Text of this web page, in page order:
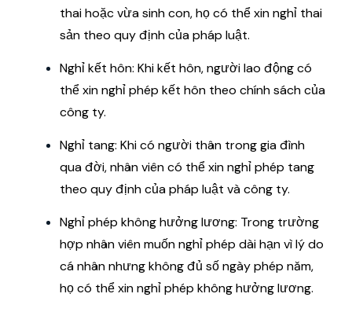
thai hoặc vừa sinh con, họ có thể xin nghỉ thai
sản theo quy định của pháp luật.
Nghỉ kết hôn: Khi kết hôn, người lao động có
thể xin nghỉ phép kết hôn theo chính sách của
công ty.
Nghỉ tang: Khi có người thân trong gia đình
qua đời, nhân viên có thể xin nghỉ phép tang
theo quy định của pháp luật và công ty.
Nghỉ phép không hưởng lương: Trong trường
hợp nhân viên muốn nghỉ phép dài hạn vì lý do
cá nhân nhưng không đủ số ngày phép năm,
họ có thể xin nghỉ phép không hưởng lương.